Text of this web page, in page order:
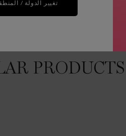
PRODUCTS
تغيير الدولة /